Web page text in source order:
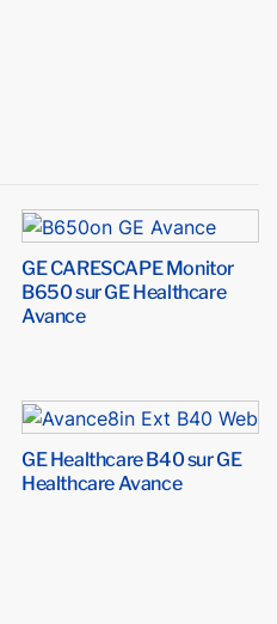
GE CARESCAPE Monitor
B650 sur GE Healthcare
Avance
GE Healthcare B40 sur GE
Healthcare Avance